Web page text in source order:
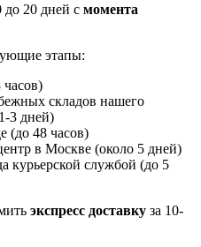
до 20 дней с момента
этапы:
часов)
складов нашего
3 дней)
(до 48 часов)
в Москве (около 5 дней)
курьерской службой (до 5
экспресс доставку за 10-